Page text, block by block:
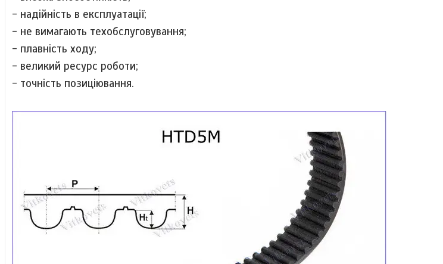
- надійність в експлуатації;
- не вимагають техобслуговування;
- плавність ходу;
- великий ресурс роботи;
- точність позиціювання.